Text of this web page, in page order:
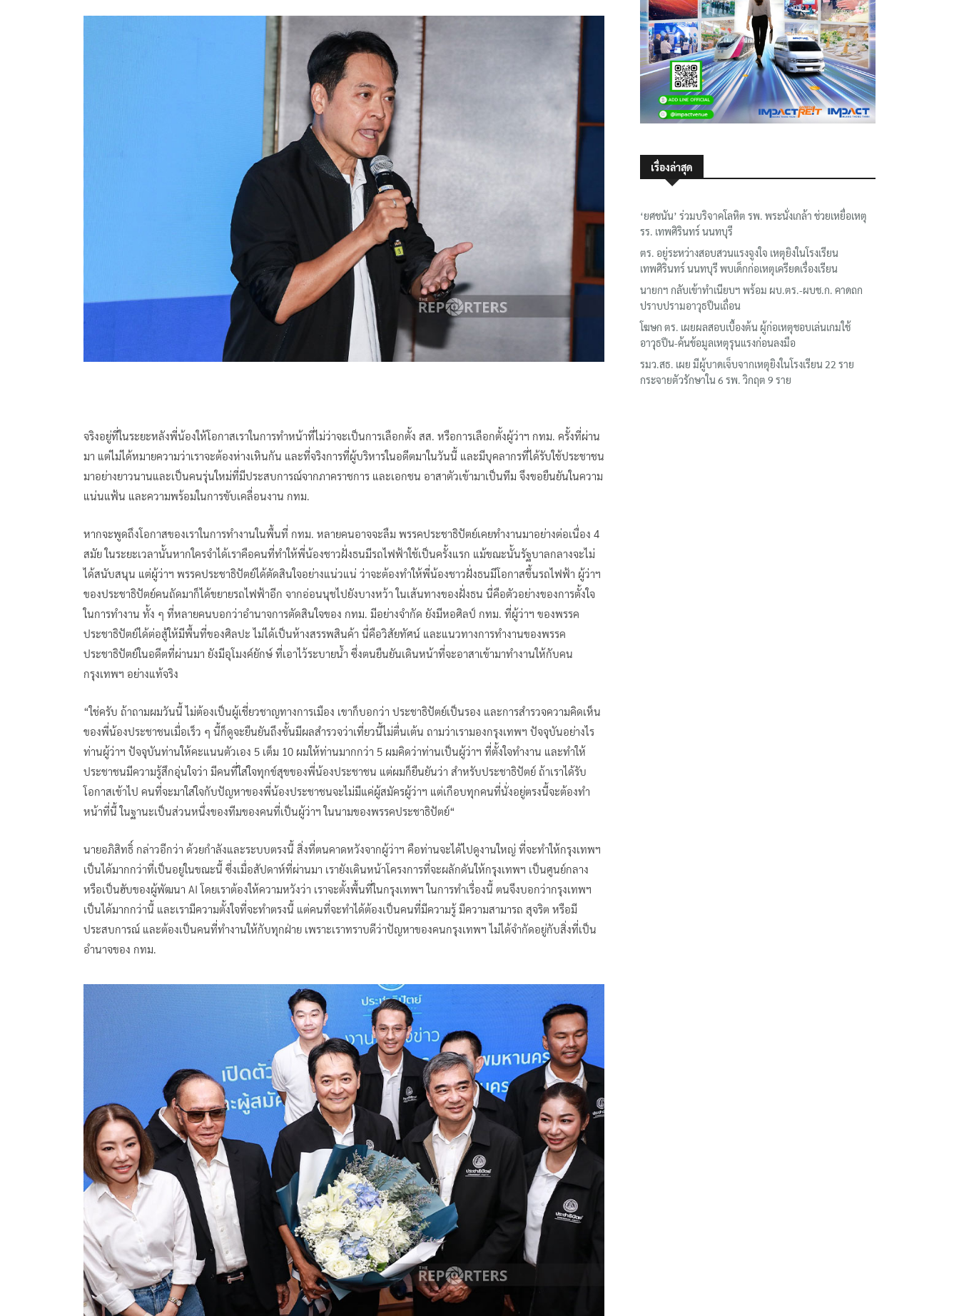
จริงอยู่ที่ในระยะหลังพี่น้องให้โอกาสเราในการทำหน้าที่ไม่ว่าจะเป็นการเลือกตั้ง สส. หรือการเลือกตั้งผู้ว่าฯ กทม. ครั้งที่ผ่าน
มา แต่ไม่ได้หมายความว่าเราจะต้องห่างเหินกัน และที่จริงการที่ผู้บริหารในอดีตมาในวันนี้ และมีบุคลากรที่ได้รับใช้ประชาชน
มาอย่างยาวนานและเป็นคนรุ่นใหม่ที่มีประสบการณ์จากภาคราชการ และเอกชน อาสาตัวเข้ามาเป็นทีม จึงขอยืนยันในความ
แน่นแฟ้น และความพร้อมในการขับเคลื่อนงาน กทม.
หากจะพูดถึงโอกาสของเราในการทำงานในพื้นที่ กทม. หลายคนอาจจะลืม พรรคประชาธิปัตย์เคยทำงานมาอย่างต่อเนื่อง 4
สมัย ในระยะเวลานั้นหากใครจำได้เราคือคนที่ทำให้พี่น้องชาวฝั่งธนมีรถไฟฟ้าใช้เป็นครั้งแรก แม้ขณะนั้นรัฐบาลกลางจะไม่
ได้สนับสนุน แต่ผู้ว่าฯ พรรคประชาธิปัตย์ได้ตัดสินใจอย่างแน่วแน่ ว่าจะต้องทำให้พี่น้องชาวฝั่งธนมีโอกาสขึ้นรถไฟฟ้า ผู้ว่าฯ
ของประชาธิปัตย์คนถัดมาก็ได้ขยายรถไฟฟ้าอีก จากอ่อนนุชไปยังบางหว้า ในเส้นทางของฝั่งธน นี่คือตัวอย่างของการตั้งใจ
ในการทำงาน ทั้ง ๆ ที่หลายคนบอกว่าอำนาจการตัดสินใจของ กทม. มีอย่างจำกัด ยังมีหอศิลป์ กทม. ที่ผู้ว่าฯ ของพรรค
ประชาธิปัตย์ได้ต่อสู้ให้มีพื้นที่ของศิลปะ ไม่ได้เป็นห้างสรรพสินค้า นี่คือวิสัยทัศน์ และแนวทางการทำงานของพรรค
ประชาธิปัตย์ในอดีตที่ผ่านมา ยังมีอุโมงค์ยักษ์ ที่เอาไว้ระบายน้ำ ซึ่งตนยืนยันเดินหน้าที่จะอาสาเข้ามาทำงานให้กับคน
กรุงเทพฯ อย่างแท้จริง
“ใช่ครับ ถ้าถามผมวันนี้ ไม่ต้องเป็นผู้เชี่ยวชาญทางการเมือง เขาก็บอกว่า ประชาธิปัตย์เป็นรอง และการสำรวจความคิดเห็น
ของพี่น้องประชาชนเมื่อเร็ว ๆ นี้ก็ดูจะยืนยันถึงขั้นมีผลสำรวจว่าเที่ยวนี้ไม่ตื่นเต้น ถามว่าเรามองกรุงเทพฯ ปัจจุบันอย่างไร
ท่านผู้ว่าฯ ปัจจุบันท่านให้คะแนนตัวเอง 5 เต็ม 10 ผมให้ท่านมากกว่า 5 ผมคิดว่าท่านเป็นผู้ว่าฯ ที่ตั้งใจทำงาน และทำให้
ประชาชนมีความรู้สึกอุ่นใจว่า มีคนที่ใส่ใจทุกข์สุขของพี่น้องประชาชน แต่ผมก็ยืนยันว่า สำหรับประชาธิปัตย์ ถ้าเราได้รับ
โอกาสเข้าไป คนที่จะมาใส่ใจกับปัญหาของพี่น้องประชาชนจะไม่มีแค่ผู้สมัครผู้ว่าฯ แต่เกือบทุกคนที่นั่งอยู่ตรงนี้จะต้องทำ
หน้าที่นี้ ในฐานะเป็นส่วนหนึ่งของทีมของคนที่เป็นผู้ว่าฯ ในนามของพรรคประชาธิปัตย์“
นายอภิสิทธิ์ กล่าวอีกว่า ด้วยกำลังและระบบตรงนี้ สิ่งที่ตนคาดหวังจากผู้ว่าฯ คือท่านจะได้ไปดูงานใหญ่ ที่จะทำให้กรุงเทพฯ
เป็นได้มากกว่าที่เป็นอยู่ในขณะนี้ ซึ่งเมื่อสัปดาห์ที่ผ่านมา เรายังเดินหน้าโครงการที่จะผลักดันให้กรุงเทพฯ เป็นศูนย์กลาง
หรือเป็นฮับของผู้พัฒนา AI โดยเราต้องให้ความหวังว่า เราจะตั้งพื้นที่ในกรุงเทพฯ ในการทำเรื่องนี้ ตนจึงบอกว่ากรุงเทพฯ
เป็นได้มากกว่านี้ และเรามีความตั้งใจที่จะทำตรงนี้ แต่คนที่จะทำได้ต้องเป็นคนที่มีความรู้ มีความสามารถ สุจริต หรือมี
ประสบการณ์ และต้องเป็นคนที่ทำงานให้กับทุกฝ่าย เพราะเราทราบดีว่าปัญหาของคนกรุงเทพฯ ไม่ได้จำกัดอยู่กับสิ่งที่เป็น
อำนาจของ กทม.
เรื่องล่าสุด
‘ยศชนัน’ ร่วมบริจาคโลหิต รพ. พระนั่งเกล้า ช่วยเหยื่อเหตุ
รร. เทพศิรินทร์ นนทบุรี
ตร. อยู่ระหว่างสอบสวนแรงจูงใจ เหตุยิงในโรงเรียน
เทพศิรินทร์ นนทบุรี พบเด็กก่อเหตุเครียดเรื่องเรียน
นายกฯ กลับเข้าทำเนียบฯ พร้อม ผบ.ตร.-ผบช.ก. คาดถก
ปราบปรามอาวุธปืนเถื่อน
โฆษก ตร. เผยผลสอบเบื้องต้น ผู้ก่อเหตุชอบเล่นเกมใช้
อาวุธปืน-ค้นข้อมูลเหตุรุนแรงก่อนลงมือ
รมว.สธ. เผย มีผู้บาดเจ็บจากเหตุยิงในโรงเรียน 22 ราย
กระจายตัวรักษาใน 6 รพ. วิกฤต 9 ราย